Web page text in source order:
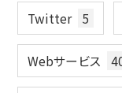
Twitter 5
Webサービス